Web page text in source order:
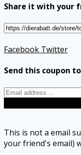
Share it with your
Facebook Twitter
Send this coupon
This is not a email
your friend's email)